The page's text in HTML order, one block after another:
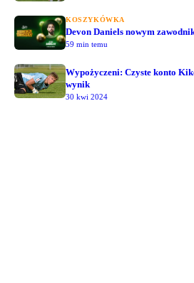
KOSZYKÓWKA
Devon Daniels nowym
59 min temu
Wypożyczeni: Czyste konto
wynik
30 kwi 2024